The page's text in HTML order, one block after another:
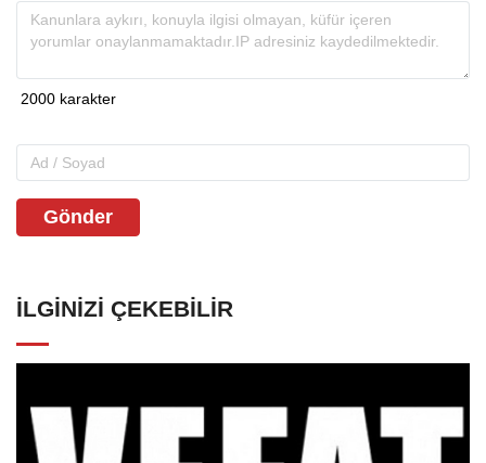
Gönder
İLGINIZI ÇEKEBILIR